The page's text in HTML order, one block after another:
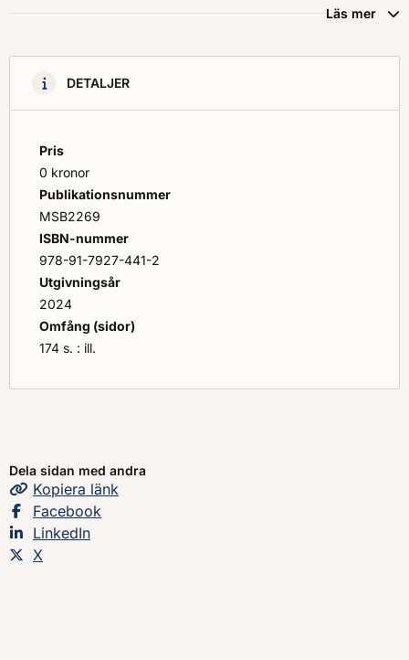
dimensionerande, samtidigt är det tydligt att civilt
Myndighetsstrukturen för civilt försvar och
krisberedskap har fortsatt att implementeras och
sektorsansvariga myndigheterna, de
civilområdesansvariga länsstyrelserna och
Försvarsmakten. MSB driver också på arbetet i rollen
som sektorsansvarig för beredskapssektorn
Räddningstjänst och skydd av civilbefolkningen inom
hela hotskalan. Förberedelserna inför civilplikt inom
räddningstjänst har slutförts.
Läs mer
DETALJER
Pris
0 kronor
Publikationsnummer
MSB2269
ISBN-nummer
978-91-7927-441-2
Utgivningsår
2024
Omfång (sidor)
174 s. : ill.
Dela sidan med andra
Kopiera sidans
länk
Dela sidan på
Facebook
Dela sidan på
LinkedIn
Dela sidan på
X